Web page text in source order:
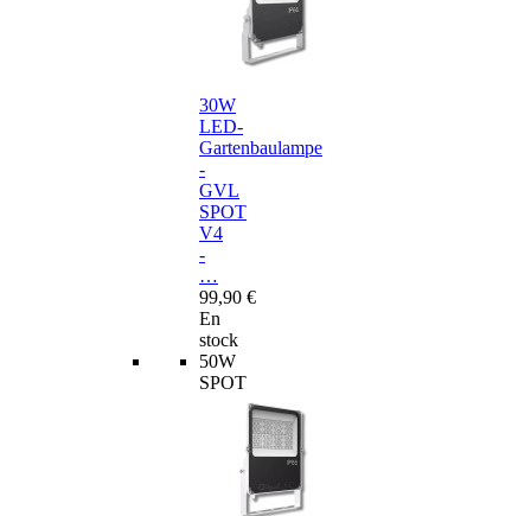
30W
LED-
Gartenbaulampe
-
GVL
SPOT
V4
-
…
99,90 €
En
stock
50W
SPOT